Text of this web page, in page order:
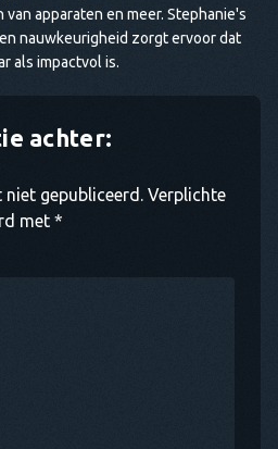
apparaten en meer. Stephanie's
nauwkeurigheid zorgt ervoor dat
als impactvol is.
achter:
gepubliceerd. Verplichte
met *